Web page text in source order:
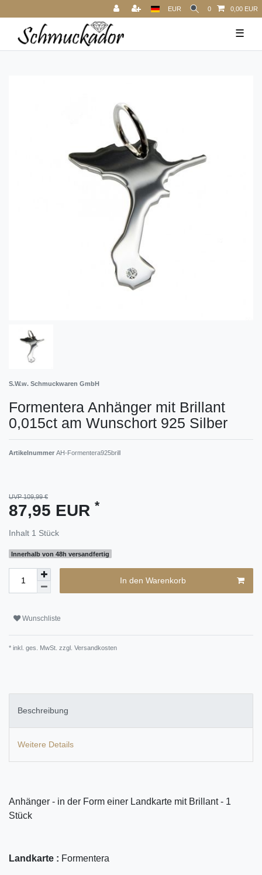
EUR 0 0,00 EUR
☰
S.W.w. Schmuckwaren GmbH
Formentera Anhänger mit Brillant
0,015ct am Wunschort 925 Silber
Artikelnummer AH-Formentera925brill
UVP 109,99 €
87,95 EUR *
Inhalt 1 Stück
Innerhalb von 48h versandfertig
In den Warenkorb
Wunschliste
* inkl. ges. MwSt. zzgl. Versandkosten
Beschreibung
Weitere Details
Anhänger - in der Form einer Landkarte mit Brillant - 1
Stück
Landkarte : Formentera